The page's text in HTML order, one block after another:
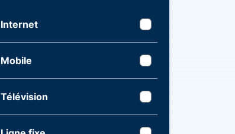
Internet
Mobile
Télévision